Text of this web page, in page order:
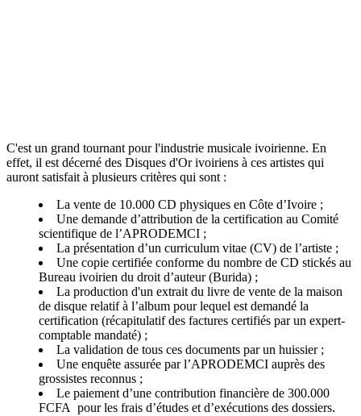
C'est un grand tournant pour l'industrie musicale ivoirienne. En
effet, il est décerné des Disques d'Or ivoiriens à ces artistes qui
auront satisfait à plusieurs critères qui sont :
La vente de 10.000 CD physiques en Côte d’Ivoire ;
Une demande d’attribution de la certification au Comité
scientifique de l’APRODEMCI ;
La présentation d’un curriculum vitae (CV) de l’artiste ;
Une copie certifiée conforme du nombre de CD stickés au
Bureau ivoirien du droit d’auteur (Burida) ;
La production d'un extrait du livre de vente de la maison
de disque relatif à l’album pour lequel est demandé la
certification (récapitulatif des factures certifiés par un expert-
comptable mandaté) ;
La validation de tous ces documents par un huissier ;
Une enquête assurée par l’APRODEMCI auprès des
grossistes reconnus ;
Le paiement d’une contribution financière de 300.000
FCFA pour les frais d’études et d’exécutions des dossiers.